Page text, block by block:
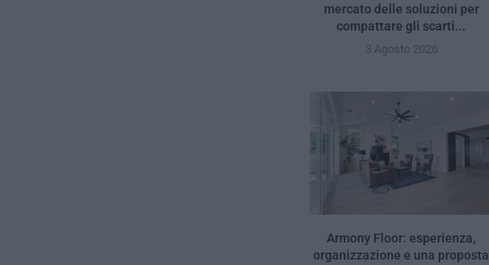
mercato delle soluzioni per
compattare gli scarti...
3 Agosto 2026
Armony Floor: esperienza,
organizzazione e una proposta